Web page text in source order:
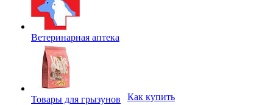
Ветеринарная аптека
Товары для грызунов
Как купить